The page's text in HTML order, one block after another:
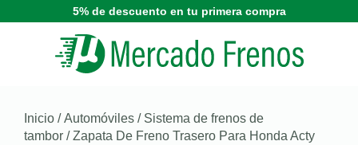
5% de descuento en tu primera compra
Inicio /Automóviles / Sistema de frenos de
tambor / Zapata De Freno Trasero Para Honda Acty